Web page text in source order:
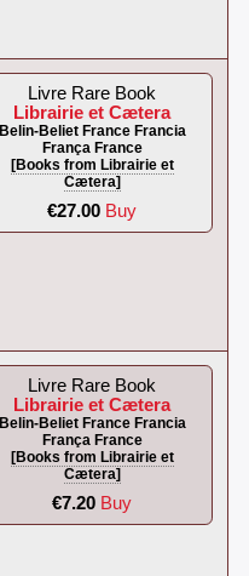
Livre Rare Book
Librairie et Cætera
Belin-Beliet France Francia
França France
[Books from Librairie et
Cætera]
€27.00 Buy
Livre Rare Book
Librairie et Cætera
Belin-Beliet France Francia
França France
[Books from Librairie et
Cætera]
€7.20 Buy